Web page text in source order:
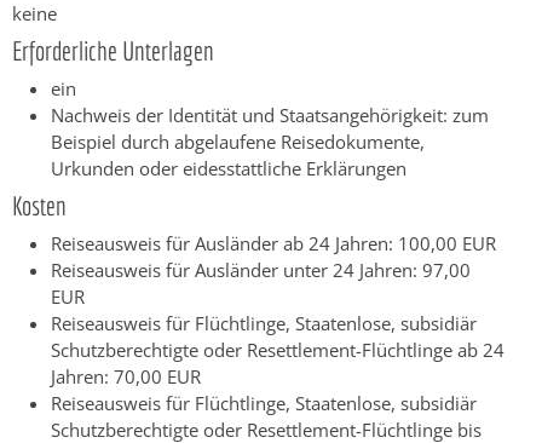
keine
Erforderliche Unterlagen
ein
Nachweis der Identität und Staatsangehörigkeit: zum
Beispiel durch abgelaufene Reisedokumente,
Urkunden oder eidesstattliche Erklärungen
Kosten
Reiseausweis für Ausländer ab 24 Jahren: 100,00 EUR
Reiseausweis für Ausländer unter 24 Jahren: 97,00
EUR
Reiseausweis für Flüchtlinge, Staatenlose, subsidiär
Schutzberechtigte oder Resettlement-Flüchtlinge ab 24
Jahren: 70,00 EUR
Reiseausweis für Flüchtlinge, Staatenlose, subsidiär
Schutzberechtigte oder Resettlement-Flüchtlinge bis